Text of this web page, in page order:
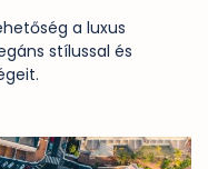
a luxus
stílussal és